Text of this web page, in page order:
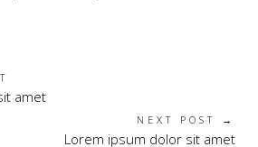
amet
NEXT POST →
Lorem ipsum dolor sit amet